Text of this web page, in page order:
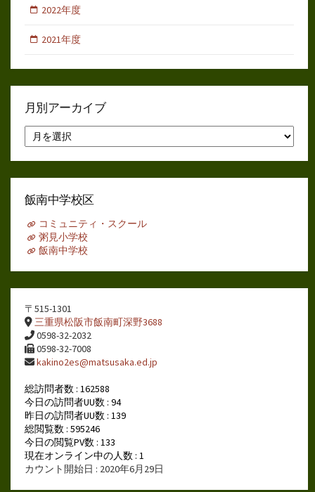
2022年度
2021年度
月別アーカイブ
別
ア
イ
飯南中学校区
コミュニティ・スクール
粥見小学校
飯南中学校
〒515-1301
三重県松阪市飯南町深野3688
0598-32-2032
0598-32-7008
kakino2es@matsusaka.ed.jp
総訪問者数 : 162588
今日の訪問者UU数 : 94
昨日の訪問者UU数 : 139
総閲覧数 : 595246
今日の閲覧PV数 : 133
現在オンライン中の人数 : 1
カウント開始日 : 2020年6月29日